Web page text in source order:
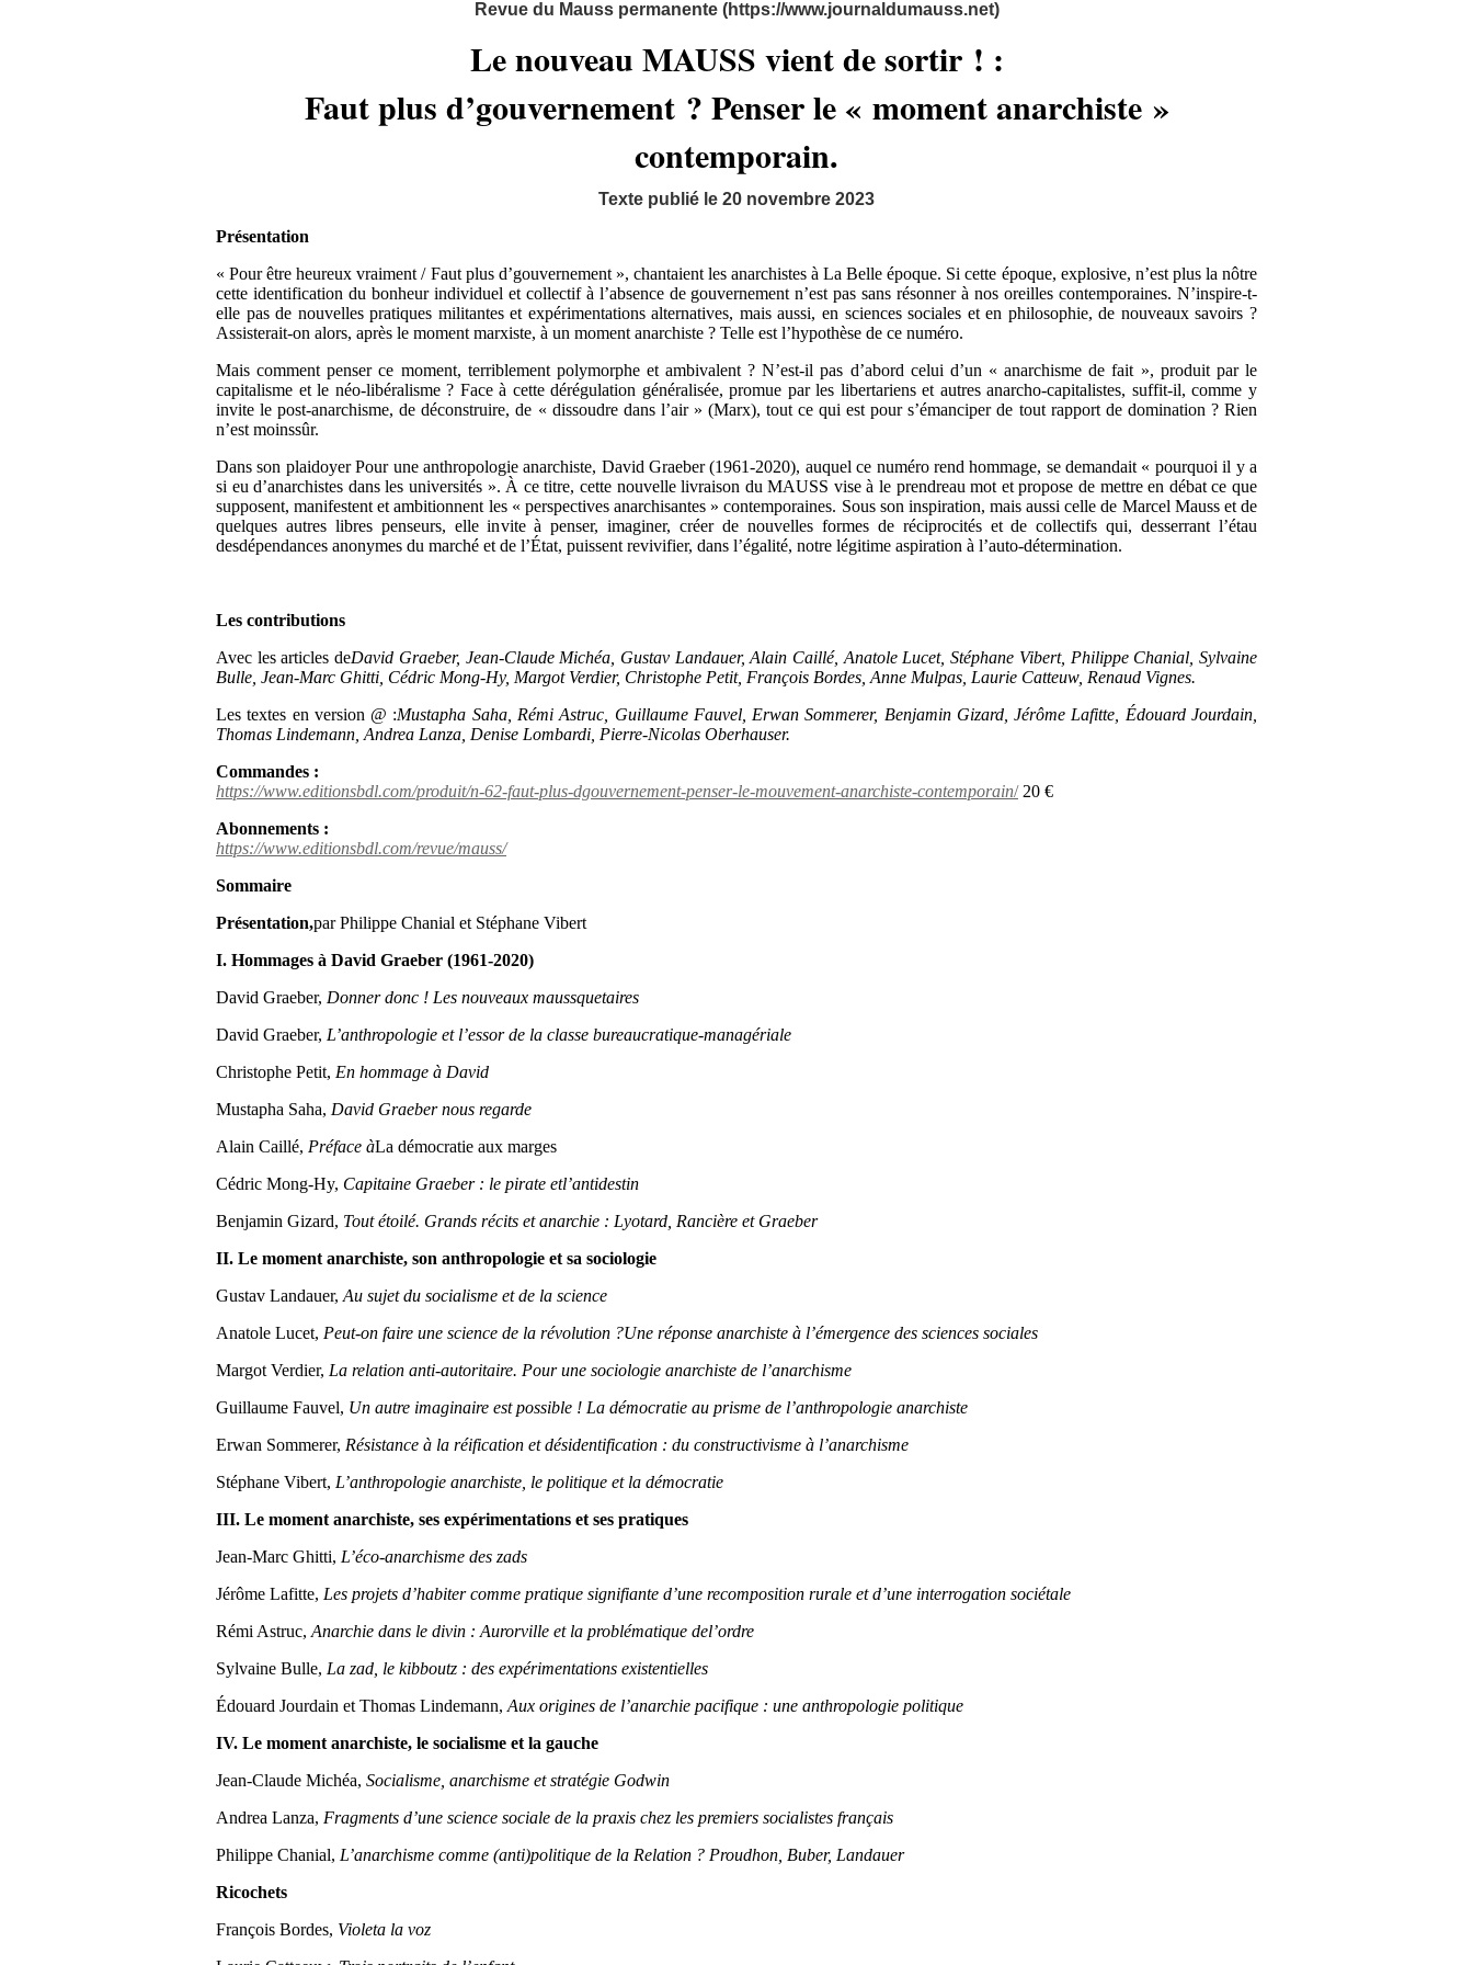
Revue du Mauss permanente (https://www.journaldumauss.net)
Le nouveau MAUSS vient de sortir ! :
Faut plus d’gouvernement ? Penser le « moment anarchiste »
contemporain.
Texte publié le 20 novembre 2023
Présentation
« Pour être heureux vraiment / Faut plus d’gouvernement », chantaient les anarchistes à La Belle époque. Si cette époque, explosive, n’est plus la nôtre
cette identification du bonheur individuel et collectif à l’absence de gouvernement n’est pas sans résonner à nos oreilles contemporaines. N’inspire-t-
elle pas de nouvelles pratiques militantes et expérimentations alternatives, mais aussi, en sciences sociales et en philosophie, de nouveaux savoirs ?
Assisterait-on alors, après le moment marxiste, à un moment anarchiste ? Telle est l’hypothèse de ce numéro.
Mais comment penser ce moment, terriblement polymorphe et ambivalent ? N’est-il pas d’abord celui d’un « anarchisme de fait », produit par le
capitalisme et le néo-libéralisme ? Face à cette dérégulation généralisée, promue par les libertariens et autres anarcho-capitalistes, suffit-il, comme y
invite le post-anarchisme, de déconstruire, de « dissoudre dans l’air » (Marx), tout ce qui est pour s’émanciper de tout rapport de domination ? Rien
n’est moinssûr.
Dans son plaidoyer Pour une anthropologie anarchiste, David Graeber (1961-2020), auquel ce numéro rend hommage, se demandait « pourquoi il y a
si eu d’anarchistes dans les universités ». À ce titre, cette nouvelle livraison du MAUSS vise à le prendreau mot et propose de mettre en débat ce que
supposent, manifestent et ambitionnent les « perspectives anarchisantes » contemporaines. Sous son inspiration, mais aussi celle de Marcel Mauss et de
quelques autres libres penseurs, elle invite à penser, imaginer, créer de nouvelles formes de réciprocités et de collectifs qui, desserrant l’étau
desdépendances anonymes du marché et de l’État, puissent revivifier, dans l’égalité, notre légitime aspiration à l’auto-détermination.
Les contributions
Avec les articles deDavid Graeber, Jean-Claude Michéa, Gustav Landauer, Alain Caillé, Anatole Lucet, Stéphane Vibert, Philippe Chanial, Sylvaine
Bulle, Jean-Marc Ghitti, Cédric Mong-Hy, Margot Verdier, Christophe Petit, François Bordes, Anne Mulpas, Laurie Catteuw, Renaud Vignes.
Les textes en version @ :Mustapha Saha, Rémi Astruc, Guillaume Fauvel, Erwan Sommerer, Benjamin Gizard, Jérôme Lafitte, Édouard Jourdain,
Thomas Lindemann, Andrea Lanza, Denise Lombardi, Pierre-Nicolas Oberhauser.
Commandes :
https://www.editionsbdl.com/produit/n-62-faut-plus-dgouvernement-penser-le-mouvement-anarchiste-contemporain/20 €
Abonnements :
https://www.editionsbdl.com/revue/mauss/
Sommaire
Présentation,par Philippe Chanial et Stéphane Vibert
I. Hommages à David Graeber (1961-2020)
David Graeber, Donner donc ! Les nouveaux maussquetaires
David Graeber, L’anthropologie et l’essor de la classe bureaucratique-managériale
Christophe Petit, En hommage à David
Mustapha Saha, David Graeber nous regarde
Alain Caillé, Préface àLa démocratie aux marges
Cédric Mong-Hy, Capitaine Graeber : le pirate etl’antidestin
Benjamin Gizard, Tout étoilé. Grands récits et anarchie : Lyotard, Rancière et Graeber
II. Le moment anarchiste, son anthropologie et sa sociologie
Gustav Landauer, Au sujet du socialisme et de la science
Anatole Lucet, Peut-on faire une science de la révolution ?Une réponse anarchiste à l’émergence des sciences sociales
Margot Verdier, La relation anti-autoritaire. Pour une sociologie anarchiste de l’anarchisme
Guillaume Fauvel, Un autre imaginaire est possible ! La démocratie au prisme de l’anthropologie anarchiste
Erwan Sommerer, Résistance à la réification et désidentification : du constructivisme à l’anarchisme
Stéphane Vibert, L’anthropologie anarchiste, le politique et la démocratie
III. Le moment anarchiste, ses expérimentations et ses pratiques
Jean-Marc Ghitti, L’éco-anarchisme des zads
Jérôme Lafitte, Les projets d’habiter comme pratique signifiante d’une recomposition rurale et d’une interrogation sociétale
Rémi Astruc, Anarchie dans le divin : Aurorville et la problématique del’ordre
Sylvaine Bulle, La zad, le kibboutz : des expérimentations existentielles
Édouard Jourdain et Thomas Lindemann, Aux origines de l’anarchie pacifique : une anthropologie politique
IV. Le moment anarchiste, le socialisme et la gauche
Jean-Claude Michéa, Socialisme, anarchisme et stratégie Godwin
Andrea Lanza, Fragments d’une science sociale de la praxis chez les premiers socialistes français
Philippe Chanial, L’anarchisme comme (anti)politique de la Relation ? Proudhon, Buber, Landauer
Ricochets
François Bordes, Violeta la voz